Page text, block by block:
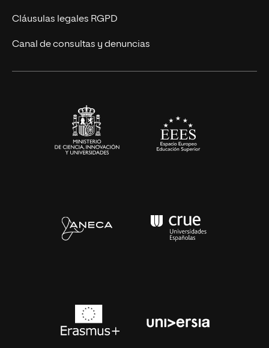
UNIR Revista
Eventos
Cláusulas legales RGPD
Canal de consultas y denuncias